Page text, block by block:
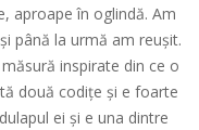
aproape în oglindă. Am
până la urmă am reușit.
inspirate din ce o
două codițe și e foarte
ei și e una dintre